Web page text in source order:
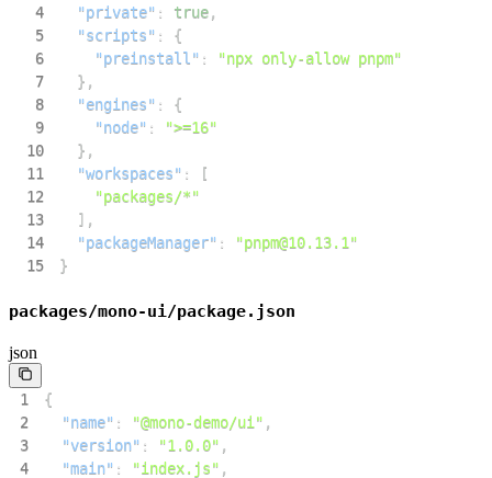
4
"private" : true,
5
"scripts" :
{
6
"preinstall" :
"npx only-allow pnpm"
7
} ,
8
"engines" :
{
9
"node" :
">=16"
10
} ,
11
"workspaces" :
[
12
"packages/*"
13
] ,
14
"packageManager" :
"pnpm@10.13.1"
15
}
packages/mono-ui/package.json
json
1
{
2
"name" : "@mono-demo/ui" ,
3
"version" : "1.0.0" ,
4
"main" : "index.js" ,